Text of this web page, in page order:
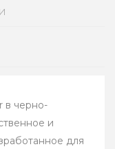
в черно-
и
для